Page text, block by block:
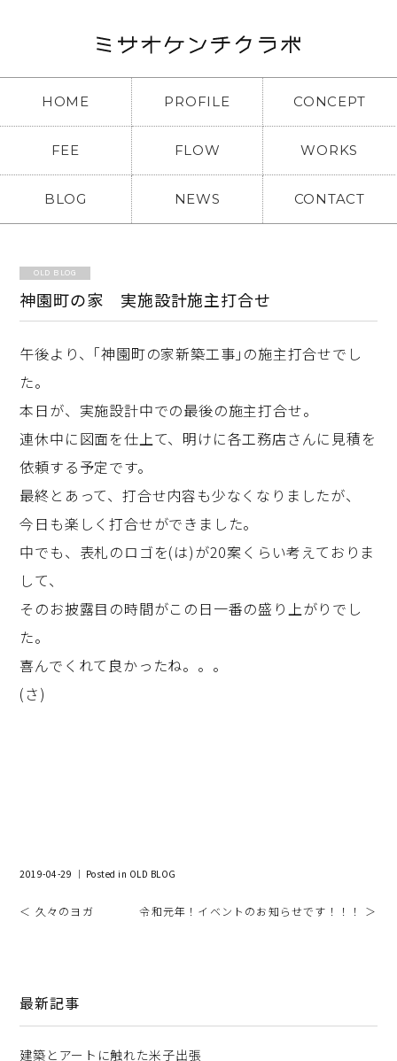
HOME PROFILE CONCEPT
FEE FLOW WORKS
BLOG NEWS CONTACT
OLD BLOG
神園町の家 実施設計施主打合せ
午後より、｢神園町の家新築工事｣の施主打合せでし
た。
本日が、実施設計中での最後の施主打合せ。
連休中に図面を仕上て、明けに各工務店さんに見積を
依頼する予定です。
最終とあって、打合せ内容も少なくなりましたが、
今日も楽しく打合せができました。
中でも、表札のロゴを(は)が20案くらい考えておりま
して、
そのお披露目の時間がこの日一番の盛り上がりでし
た。
喜んでくれて良かったね。。。
(さ)
2019-04-29 ｜ Posted in OLD BLOG
＜ 久々のヨガ 令和元年！イベントのお知らせです！！！ ＞
最新記事
建築とアートに触れた米子出張